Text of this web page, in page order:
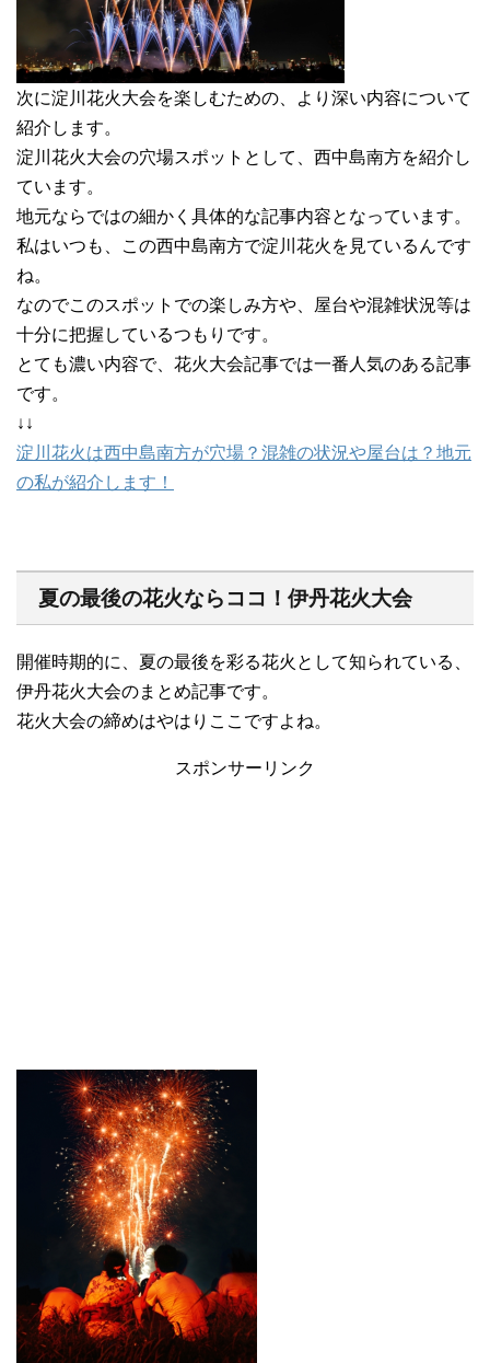
次に淀川花火大会を楽しむための、より深い内容について
紹介します。
淀川花火大会の穴場スポットとして、西中島南方を紹介し
ています。
地元ならではの細かく具体的な記事内容となっています。
私はいつも、この西中島南方で淀川花火を見ているんです
ね。
なのでこのスポットでの楽しみ方や、屋台や混雑状況等は
十分に把握しているつもりです。
とても濃い内容で、花火大会記事では一番人気のある記事
です。
↓↓
淀川花火は西中島南方が穴場？混雑の状況や屋台は？地元
の私が紹介します！
夏の最後の花火ならココ！伊丹花火大会
開催時期的に、夏の最後を彩る花火として知られている、
伊丹花火大会のまとめ記事です。
花火大会の締めはやはりここですよね。
スポンサーリンク